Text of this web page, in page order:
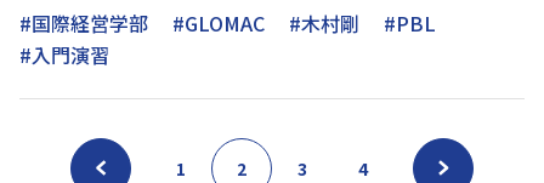
#国際経営学部
#GLOMAC #木村剛
#PBL
#入門演習
1 2 3 4